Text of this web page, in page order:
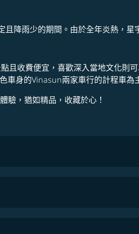
降雨少的期間。由於全年炎熱，星
且收費便宜，喜歡深入當地文化則
車身的Vinasun兩家車行的計程車為
驗，猶如精品，收藏於心！